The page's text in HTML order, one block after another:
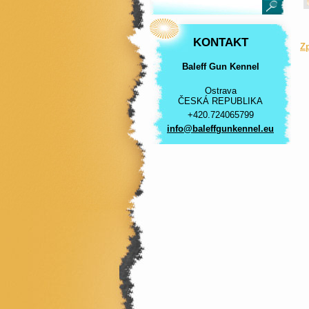
KONTAKT
Baleff Gun Kennel
Ostrava
ČESKÁ REPUBLIKA
+420.724065799
info@bal effgunkennel.eu